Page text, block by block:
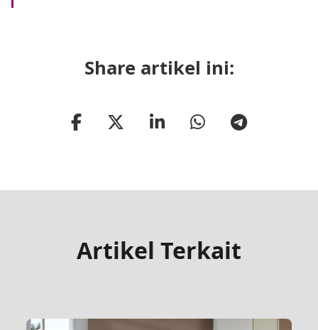
Share artikel ini:
Artikel Terkait